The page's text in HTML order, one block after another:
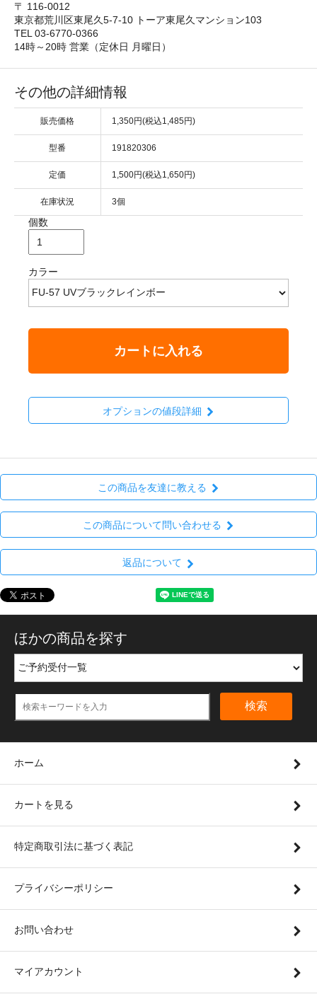
〒 116-0012
東京都荒川区東尾久5-7-10 トーア東尾久マンション103
TEL 03-6770-0366
14時～20時 営業（定休日 月曜日）
その他の詳細情報
販売価格 1,350円(税込1,485円)
型番 191820306
定価 1,500円(税込1,650円)
在庫状況 3個
個数
カラー
カートに入れる
オプションの値段詳細
この商品を友達に教える
この商品について問い合わせる
返品について
ほかの商品を探す
検索
ホーム
カートを見る
特定商取引法に基づく表記
プライバシーポリシー
お問い合わせ
マイアカウント